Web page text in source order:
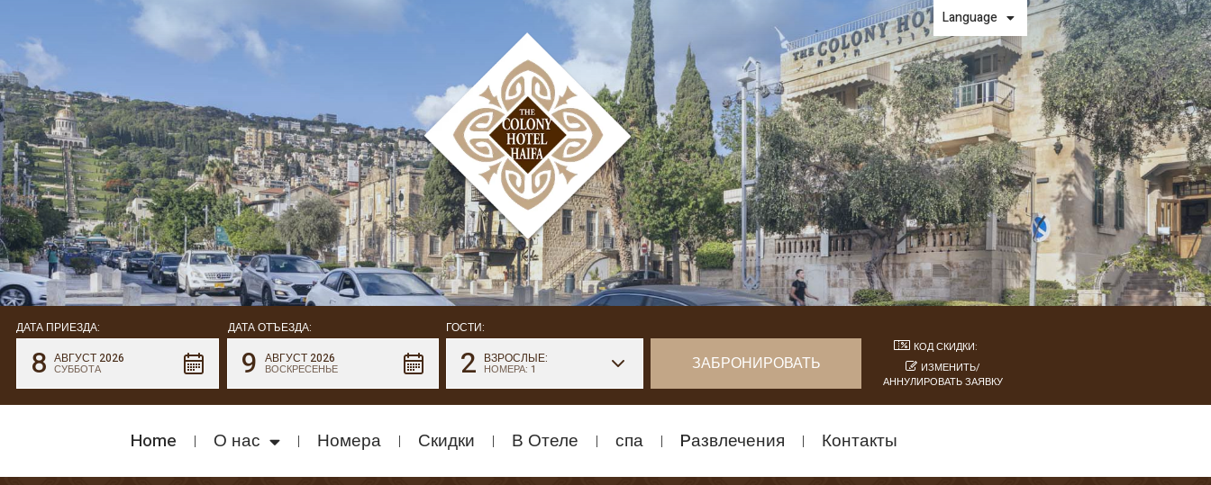
Language
ДАТА ПРИЕЗДА:
8 АВГУСТ 2026
СУББОТА
ДАТА ОТЪЕЗДА:
9 АВГУСТ 2026
ВОСКРЕСЕНЬЕ
ГОСТИ:
2 ВЗРОСЛЫЕ:
НОМЕРА: 1
КОД СКИДКИ:
ИЗМЕНИТЬ/
АННУЛИРОВАТЬ ЗАЯВКУ
Home О нас Номера Скидки В Отеле спа Pазвлечения Контакты